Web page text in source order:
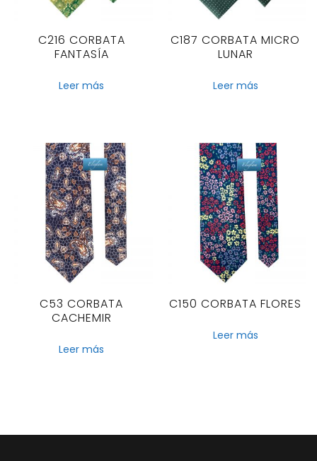
C216 CORBATA
FANTASÍA
Leer más
C187 CORBATA MICRO
LUNAR
Leer más
C53 CORBATA
CACHEMIR
Leer más
C150 CORBATA FLORES
Leer más